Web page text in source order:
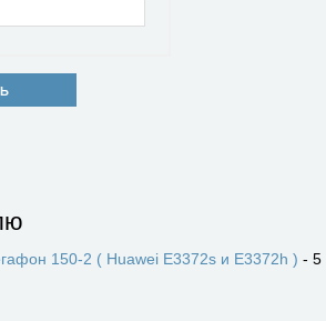
150-2 ( Huawei E3372s и E3372h ) - 5